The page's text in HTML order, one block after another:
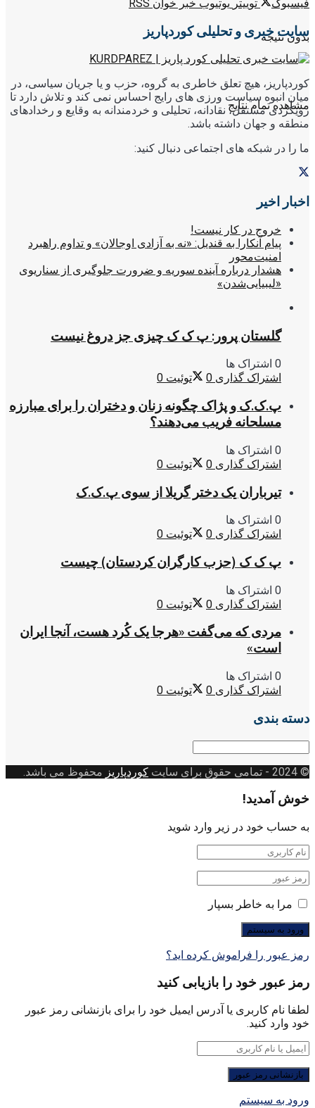
بدون نتیجه
مشاهده تمام نتایج
فیسبوک
توییتر یوتیوب خبر خوان RSS
سایت خبری و تحلیلی کوردپاریز
کوردپاریز، هیچ تعلق خاطری به گروه، حزب و یا جریان سیاسی، در
میان انبوه سیاست ورزی های رایج احساس نمی کند و تلاش دارد تا
رویکردی مستقل، نقادانه، تحلیلی و خردمندانه به وقایع و رخدادهای
منطقه و جهان داشته باشد.
ما را در شبکه های اجتماعی دنبال کنید:
اخبار اخیر
خروج در کار نیست!
پیام آنکارا به قندیل: «نه به آزادی اوجالان» و تداوم راهبرد
امنیت‌محور
هشدار درباره آینده سوریه و ضرورت جلوگیری از سناریوی
«لیبیایی‌شدن»
گلستان پرور: پ ک ک چیزی جز دروغ نیست
0 اشتراک ها
اشتراک گذاری 0 توئیت 0
پ.ک.ک و پژاک چگونه زنان و دختران را برای مبارزه
مسلحانه فریب می‌دهند؟
0 اشتراک ها
اشتراک گذاری 0 توئیت 0
تیرباران یک دختر گریلا از سوی پ.ک.ک
0 اشتراک ها
اشتراک گذاری 0 توئیت 0
پ ک ک (حزب کارگران کردستان) چیست
0 اشتراک ها
اشتراک گذاری 0 توئیت 0
مردی که می‌گفت «هرجا یک کُرد هست، آنجا ایران
است»
0 اشتراک ها
اشتراک گذاری 0 توئیت 0
دسته بندی
دسته
© 2024
- تمامی حقوق برای سایت کوردپاریز محفوظ می باشد.
خوش آمدید!
به حساب خود در زیر وارد شوید
مرا به خاطر بسپار
رمز عبور را فراموش کرده اید؟
رمز عبور خود را بازیابی کنید
لطفا نام کاربری یا آدرس ایمیل خود را برای بازنشانی رمز عبور
خود وارد کنید.
ورود به سیستم